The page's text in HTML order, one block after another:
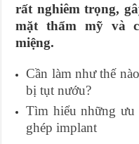
Có nên áp dụng phương
rất nghiêm trọng,
mặt thẩm mỹ và
miệng.
Cần làm như thế
bị tụt nướu?
Tìm hiểu những ưu
ghép implant